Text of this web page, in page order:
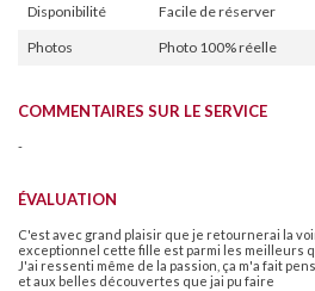
Disponibilité
Facile de réserver
Photos
Photo 100% réelle
COMMENTAIRES SUR LE SERVICE
-
ÉVALUATION
C'est avec grand plaisir que je retournerai la
exceptionnel cette fille est parmi les meilleurs
J'ai ressenti même de la passion, ça m'a fait
et aux belles découvertes que jai pu faire